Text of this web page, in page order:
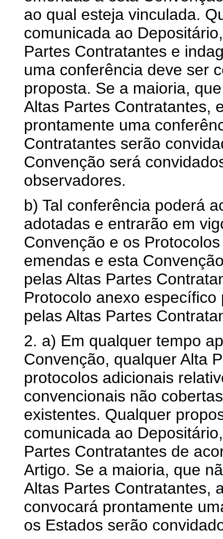
ao qual esteja vinculada.
comunicada ao
Partes Contratantes e
uma conferência deve ser
proposta. Se a maioria,
Altas Partes Contratantes,
prontamente uma
Contratantes serão
Convenção será
observadores.
b) Tal conferência poderá
adotadas e entrarão em
Convenção e os
emendas e esta
pelas Altas Partes
Protocolo anexo
pelas Altas Partes
2. a) Em qualquer tempo
Convenção, qualquer Alta
protocolos adicionais
convencionais não
existentes. Qualquer
comunicada ao
Partes Contratantes de
Artigo. Se a maioria, que
Altas Partes Contratantes,
convocará prontamente
os Estados serão